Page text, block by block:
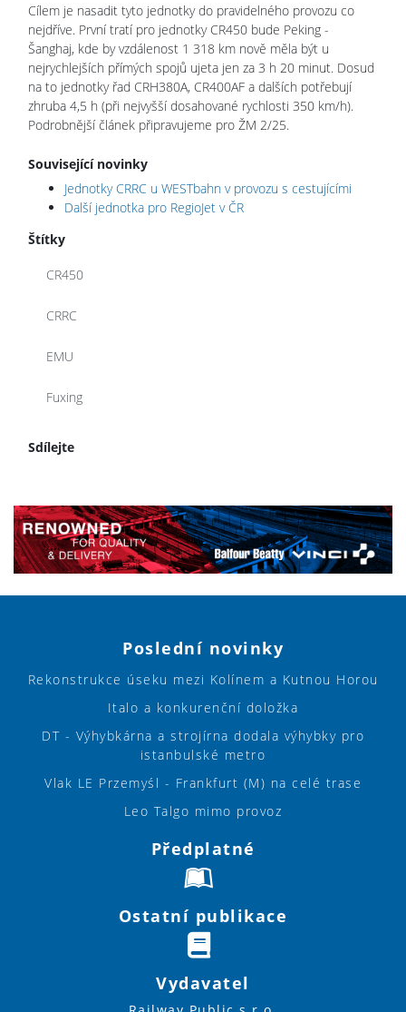
Cílem je nasadit tyto jednotky do pravidelného provozu co
nejdříve. První tratí pro jednotky CR450 bude Peking -
Šanghaj, kde by vzdálenost 1 318 km nově měla být u
nejrychlejších přímých spojů ujeta jen za 3 h 20 minut. Dosud
na to jednotky řad CRH380A, CR400AF a dalších potřebují
zhruba 4,5 h (při nejvyšší dosahované rychlosti 350 km/h).
Podrobnější článek připravujeme pro ŽM 2/25.
Související novinky
Jednotky CRRC u WESTbahn v provozu s cestujícími
Další jednotka pro RegioJet v ČR
Štítky
CR450
CRRC
EMU
Fuxing
Sdílejte
Poslední novinky
Rekonstrukce úseku mezi Kolínem a Kutnou Horou
Italo a konkurenční doložka
DT - Výhybkárna a strojírna dodala výhybky pro
istanbulské metro
Vlak LE Przemyśl - Frankfurt (M) na celé trase
Leo Talgo mimo provoz
Předplatné
Ostatní publikace
Vydavatel